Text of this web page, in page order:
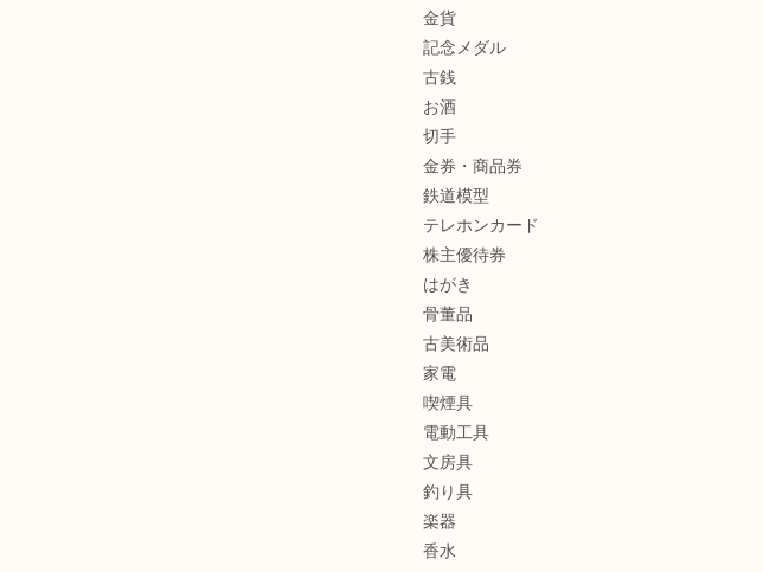
金貨
記念メダル
古銭
お酒
切手
金券・商品券
鉄道模型
テレホンカード
株主優待券
はがき
骨董品
古美術品
家電
喫煙具
電動工具
文房具
釣り具
楽器
香水